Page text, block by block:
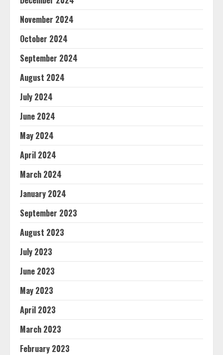
November 2024
October 2024
September 2024
August 2024
July 2024
June 2024
May 2024
April 2024
March 2024
January 2024
September 2023
August 2023
July 2023
June 2023
May 2023
April 2023
March 2023
February 2023